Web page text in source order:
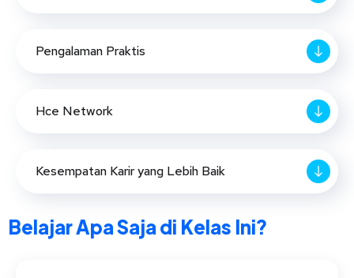
Pengalaman Praktis
Hce Network
Kesempatan Karir yang Lebih Baik
Belajar Apa Saja di Kelas Ini?